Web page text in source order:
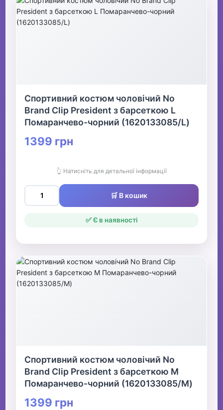
Спортивний костюм чоловічий No
Brand Clip President з барсеткою L
Помаранчево-чорний (1620133085/L)
1399 грн
👆 Натисніть для детальної інформації
🛒 В кошик
✅ Є в наявності
Спортивний костюм чоловічий No
Brand Clip President з барсеткою M
Помаранчево-чорний (1620133085/M)
1399 грн